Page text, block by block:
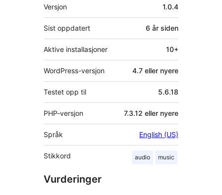
Versjon 1.0.4
Sist oppdatert 6 år siden
Aktive installasjoner 10+
WordPress-versjon 4.7 eller nyere
Testet opp til 5.6.18
PHP-versjon 7.3.12 eller nyere
Språk English (US)
Stikkord audio music
Vurderinger